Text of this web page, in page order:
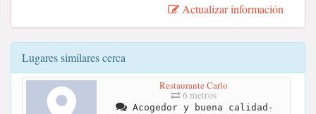
Actualizar información
Lugares similares cerca
Restaurante Carlo
6 metros
Acogedor y buena calidad-